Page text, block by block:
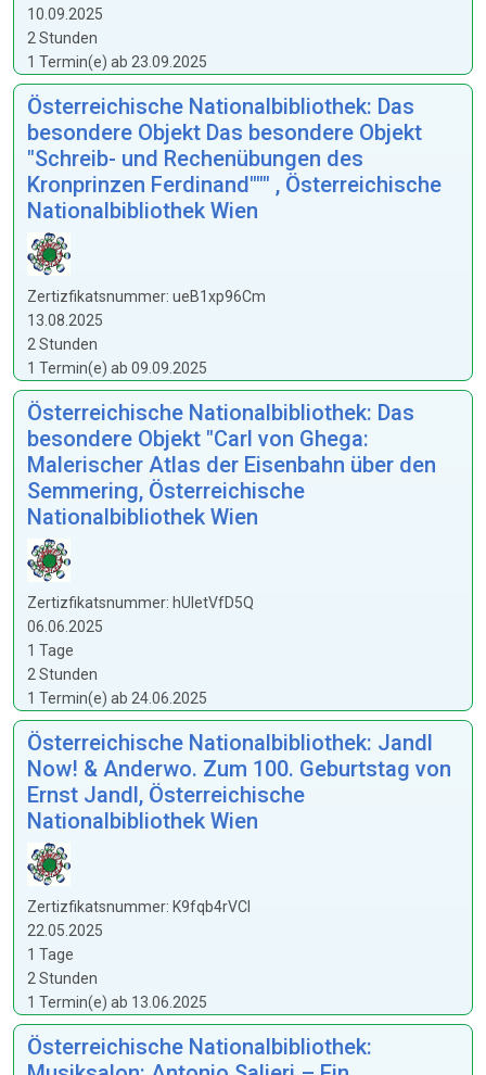
10.09.2025
2 Stunden
1 Termin(e) ab 23.09.2025
Österreichische Nationalbibliothek: Das
besondere Objekt Das besondere Objekt
"Schreib- und Rechenübungen des
Kronprinzen Ferdinand""" , Österreichische
Nationalbibliothek Wien
Zertizfikatsnummer: ueB1xp96Cm
13.08.2025
2 Stunden
1 Termin(e) ab 09.09.2025
Österreichische Nationalbibliothek: Das
besondere Objekt "Carl von Ghega:
Malerischer Atlas der Eisenbahn über den
Semmering, Österreichische
Nationalbibliothek Wien
Zertizfikatsnummer: hUIetVfD5Q
06.06.2025
1 Tage
2 Stunden
1 Termin(e) ab 24.06.2025
Österreichische Nationalbibliothek: Jandl
Now! & Anderwo. Zum 100. Geburtstag von
Ernst Jandl, Österreichische
Nationalbibliothek Wien
Zertizfikatsnummer: K9fqb4rVCl
22.05.2025
1 Tage
2 Stunden
1 Termin(e) ab 13.06.2025
Österreichische Nationalbibliothek: